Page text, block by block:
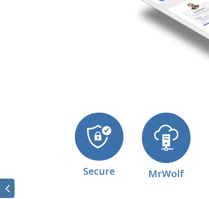
Secure MrWolf